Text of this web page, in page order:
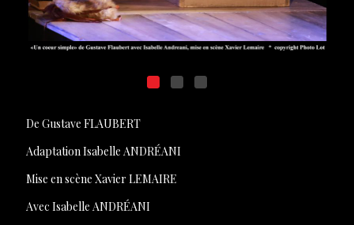
De Gustave FLAUBERT
Adaptation Isabelle ANDRÉANI
Mise en scène Xavier LEMAIRE
Avec Isabelle ANDRÉANI